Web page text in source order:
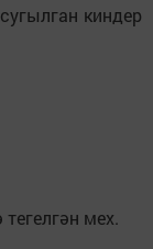
киндер
мех.